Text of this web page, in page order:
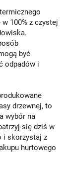
100% z czystej
być
odpadów i
drzewnej, to
wybór na
się dziś w
i skorzystaj z
hurtowego